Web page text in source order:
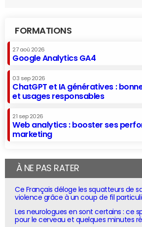
FORMATIONS
27 aoû 2026
Google Analytics GA4
03 sep 2026
ChatGPT et IA génératives :
et usages responsables
21 sep 2026
Web analytics : booster ses
marketing
À NE PAS RATER
Ce Français déloge les squatteurs de
violence grâce à un coup de fil
Les neurologues en sont certains : ce
pour le cerveau et quelques minutes